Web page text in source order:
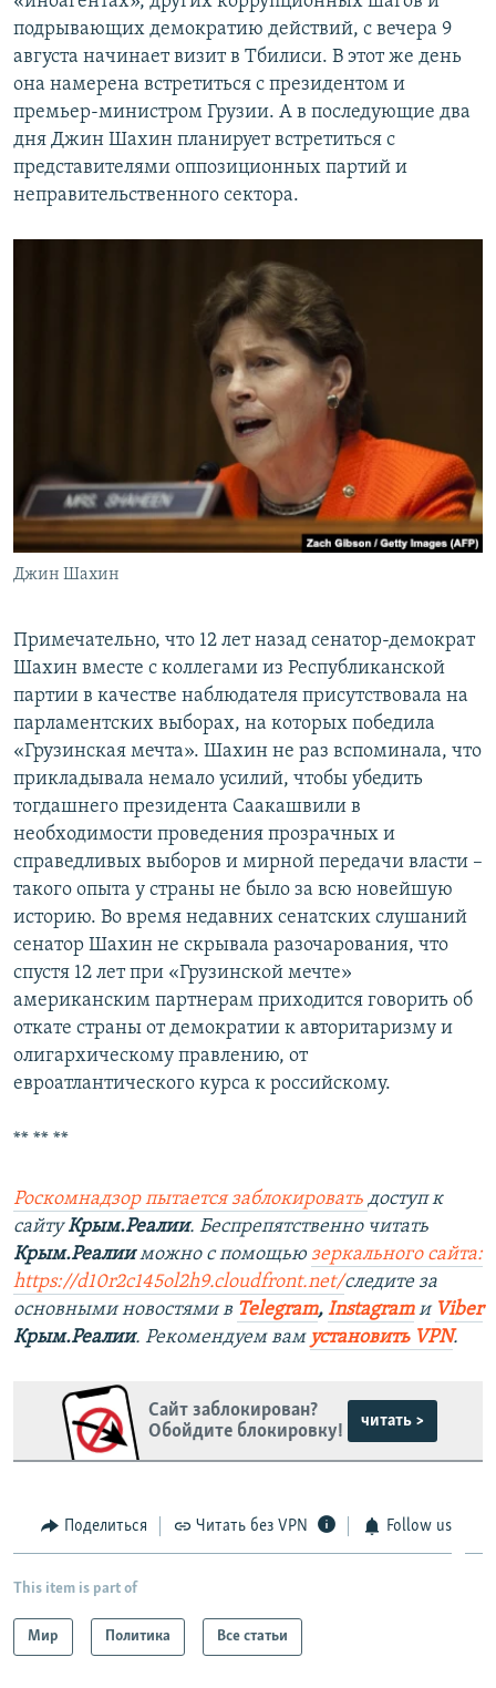
подрывающих демократию действий, с вечера 9
августа начинает визит в Тбилиси. В этот же день
она намерена встретиться с президентом и
премьер-министром Грузии. А в последующие два
дня Джин Шахин планирует встретиться с
представителями оппозиционных партий и
неправительственного сектора.
Джин Шахин
Примечательно, что 12 лет назад сенатор-демократ
Шахин вместе с коллегами из Республиканской
партии в качестве наблюдателя присутствовала на
парламентских выборах, на которых победила
«Грузинская мечта». Шахин не раз вспоминала, что
прикладывала немало усилий, чтобы убедить
тогдашнего президента Саакашвили в
необходимости проведения прозрачных и
справедливых выборов и мирной передачи власти –
такого опыта у страны не было за всю новейшую
историю. Во время недавних сенатских слушаний
сенатор Шахин не скрывала разочарования, что
спустя 12 лет при «Грузинской мечте»
американским партнерам приходится говорить об
откате страны от демократии к авторитаризму и
олигархическому правлению, от
евроатлантического курса к российскому.
** ** **
Роскомнадзор пытается заблокировать доступ к
сайтуКрым.Реалии. Беспрепятственно читать
Крым.Реалииможно с помощью зеркального сайта:
https://d10r2c145ol2h9.cloudfront.net/следите за
основными новостями в Telegram, Instagramи Viber
Крым.Реалии. Рекомендуем вам установить VPN.
Сайт заблокирован?
Обойдите блокировку!
читать >
Поделиться Читать без VPN Follow us
This item is part of
Мир Политика Все статьи